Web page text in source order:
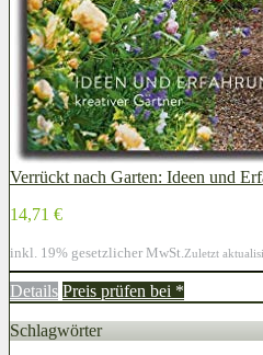
Verrückt nach Garten: Ideen und
14,71 €
inkl. 19% gesetzlicher MwSt. Zuletzt
Details Preis prüfen bei *
Schlagwörter